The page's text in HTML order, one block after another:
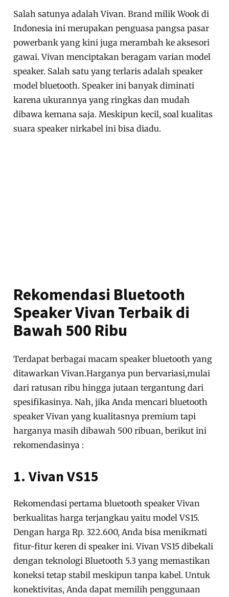
Salah satunya adalah Vivan. Brand milik Wook di
Indonesia ini merupakan penguasa pangsa pasar
powerbank yang kini juga merambah ke aksesori
gawai. Vivan menciptakan beragam varian model
speaker. Salah satu yang terlaris adalah speaker
model bluetooth. Speaker ini banyak diminati
karena ukurannya yang ringkas dan mudah
dibawa kemana saja. Meskipun kecil, soal kualitas
suara speaker nirkabel ini bisa diadu.
Rekomendasi Bluetooth
Speaker Vivan Terbaik di
Bawah 500 Ribu
Terdapat berbagai macam speaker bluetooth yang
ditawarkan Vivan.Harganya pun bervariasi,mulai
dari ratusan ribu hingga jutaan tergantung dari
spesifikasinya. Nah, jika Anda mencari bluetooth
speaker Vivan yang kualitasnya premium tapi
harganya masih dibawah 500 ribuan, berikut ini
rekomendasinya :
1. Vivan VS15
Rekomendasi pertama bluetooth speaker Vivan
berkualitas harga terjangkau yaitu model VS15.
Dengan harga Rp. 322.600, Anda bisa menikmati
fitur-fitur keren di speaker ini. Vivan VS15 dibekali
dengan teknologi Bluetooth 5.3 yang memastikan
koneksi tetap stabil meskipun tanpa kabel. Untuk
konektivitas, Anda dapat memilih penggunaan